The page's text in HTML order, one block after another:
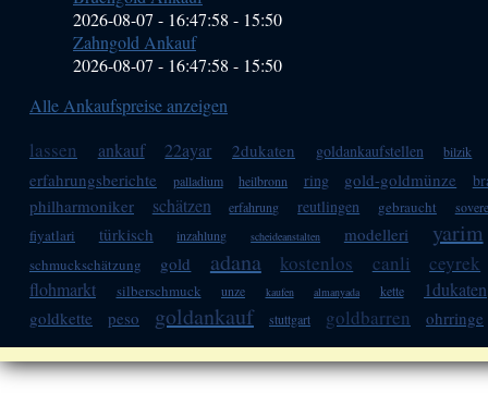
2026-08-07 - 16:47:58 - 15:50
Zahngold Ankauf
2026-08-07 - 16:47:58 - 15:50
Alle Ankaufspreise anzeigen
lassen ankauf 22ayar 2dukaten goldankaufstellen bilzik
erfahrungsberichte palladium heilbronn ring gold-goldmünze
philharmoniker schätzen erfahrung reutlingen gebraucht
fiyatlari türkisch inzahlung scheideanstalten modelleri yarim
schmuckschätzung gold adana kostenlos canli ceyrek
flohmarkt silberschmuck unze kaufen almanyada kette 1dukaten
goldkette peso goldankauf stuttgart goldbarren ohrringe